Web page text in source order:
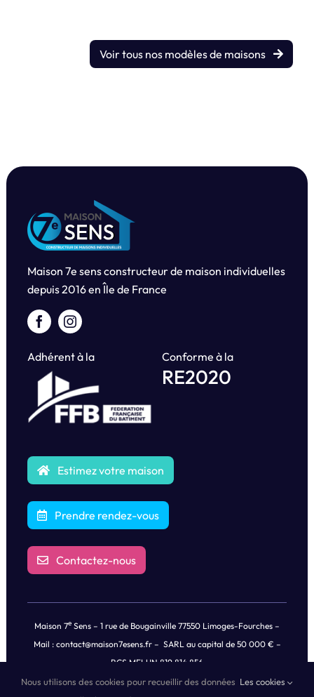
Voir tous nos modèles de maisons
Maison 7e sens constructeur de maison individuelles
depuis2016 en Île de France
Adhérent à la Conforme à la
RE2020
Estimez votre maison
Prendre rendez-vous
Contactez-nous
Maison 7e Sens – 1 rue de Bougainville 77550 Limoges-Fourches –
Mail : contact@maison7esens.fr– SARL au capital de 50 000 € –
RCS MELUN 819 814 856
© Copyright2026 |Mentions légales|Politique de Confidentialités
Nous utilisons des cookies pour recueillir des données Les cookies